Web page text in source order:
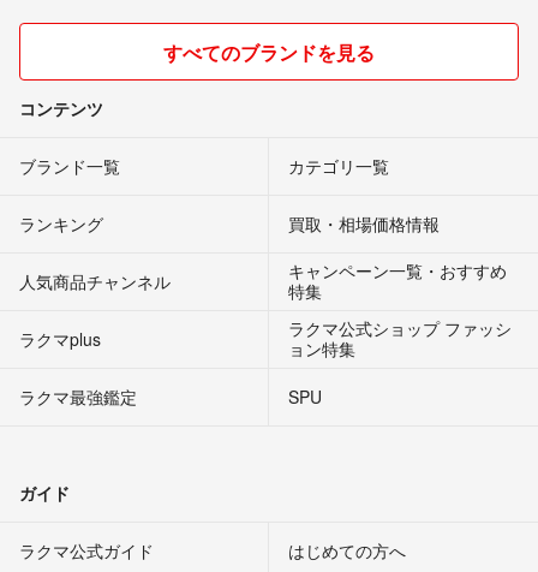
すべてのブランドを見る
コンテンツ
ブランド一覧 カテゴリ一覧
ランキング 買取・相場価格情報
人気商品チャンネル
キャンペーン一覧・おすすめ
特集
ラクマplus
ラクマ公式ショップ ファッシ
ョン特集
ラクマ最強鑑定
SPU
ガイド
ラクマ公式ガイド はじめての方へ